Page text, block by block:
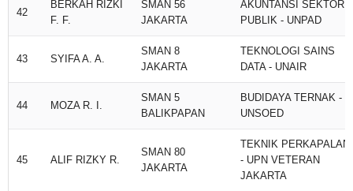
42
BERKAH RIZKI
F. F.
SMAN 56
JAKARTA
AKUNTANSI SEKTOR
PUBLIK - UNPAD
43 SYIFA A. A.
SMAN 8
JAKARTA
TEKNOLOGI SAINS
DATA - UNAIR
44 MOZA R. I.
SMAN 5
BALIKPAPAN
BUDIDAYA TERNAK -
UNSOED
45 ALIF RIZKY R.
SMAN 80
JAKARTA
TEKNIK PERKAPALAN
- UPN VETERAN
JAKARTA